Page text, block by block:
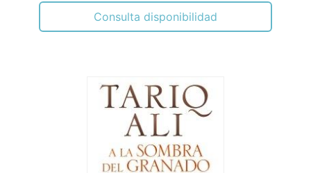
Consulta disponibilidad